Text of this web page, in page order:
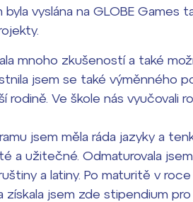
byla vyslána na GLOBE
mnoho zkušeností a také
jsem se také výměnného
rodině. Ve škole nás vyučovali
jsem měla ráda jazyky a
a užitečné. Odmaturovala
a latiny. Po maturitě v
získala jsem zde stipendium